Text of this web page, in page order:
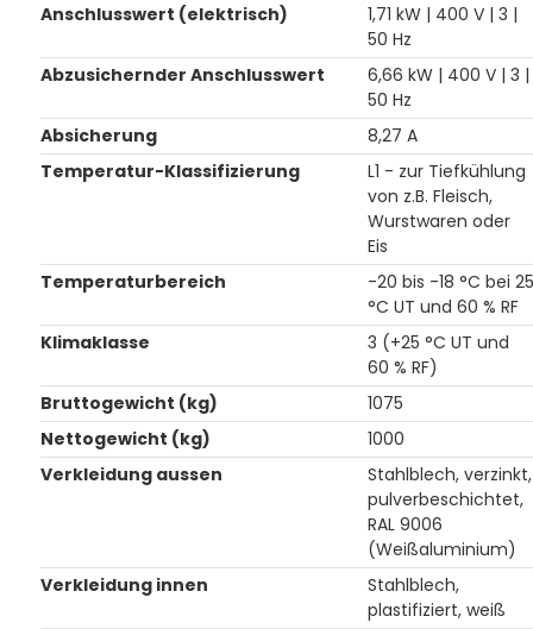
Anschlusswert (elektrisch)
1,71 kW | 400 V | 3 |
50 Hz
Abzusichernder Anschlusswert
6,66 kW | 400 V | 3 |
50 Hz
Absicherung
8,27 A
Temperatur-Klassifizierung
L1 - zur Tiefkühlung
von z.B. Fleisch,
Wurstwaren oder
Eis
Temperaturbereich
-20 bis -18 °C bei 25
°C UT und 60 % RF
Klimaklasse
3 (+25 °C UT und
60 % RF)
Bruttogewicht (kg)
1075
Nettogewicht (kg)
1000
Verkleidung aussen
Stahlblech, verzinkt,
pulverbeschichtet,
RAL 9006
(Weißaluminium)
Verkleidung innen
Stahlblech,
plastifiziert, weiß